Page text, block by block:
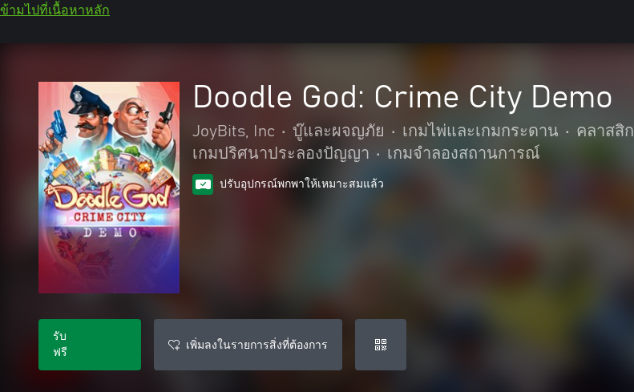
ข้ามไปที่เนื้อหาหลัก
Doodle God: Crime City Demo
JoyBits, Inc • บู๊และผจญภัย • เกมไพ่และเกมกระดาน • คลาสสิก
เกมปริศนาประลองปัญญา • เกมจำลองสถานการณ์
ปรับอุปกรณ์พกพาให้เหมาะสมแล้ว
รับ
ฟรี
เพิ่มลงในรายการสิ่งที่ต้องการ